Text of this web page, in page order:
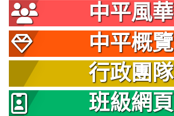
中平風華
中平概覽
行政團隊
班級網頁